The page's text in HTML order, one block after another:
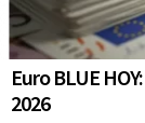
Euro BLUE
2026